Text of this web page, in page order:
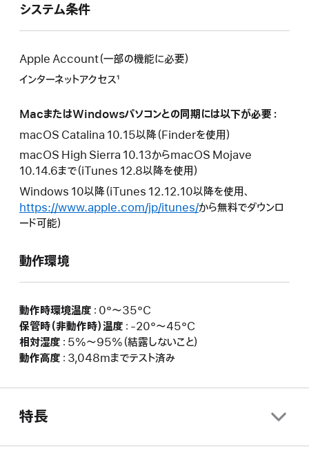
ま
ま
す。
ウ
き
ま
システム条件
Apple Account（一部の機能に必要）
インターネットアクセス¹
MacまたはWindowsパソコンとの同期には以下が必要：
macOS Catalina 10.15以降（Finderを使用）
macOS High Sierra 10.13からmacOS Mojave
10.14.6まで（iTunes 12.8以降を使用）
Windows 10以降（iTunes 12.12.10以降を使用、
https://www.apple.com/jp/itunes/から無料でダウンロ
ード可能）
動作環境
動作時環境温度 ：0°〜35°C
保管時（非動作時）温度 ：-20°〜45°C
相対湿度 ：5%〜95%（結露しないこと）
動作高度 ：3,048mまでテスト済み
特長